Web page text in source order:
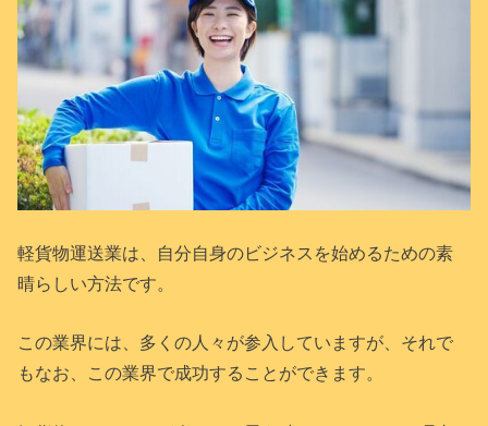
軽貨物運送業は、自分自身のビジネスを始めるための素
晴らしい方法です。
この業界には、多くの人々が参入していますが、それで
もなお、この業界で成功することができます。